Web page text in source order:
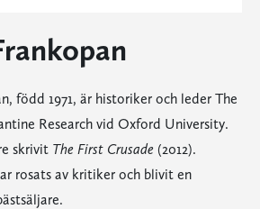
född 1971, är historiker och leder The
Research vid Oxford University.
skrivit The First Crusade (2012).
rosats av kritiker och blivit en